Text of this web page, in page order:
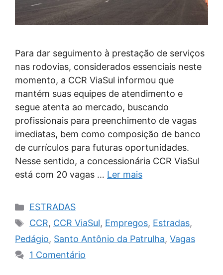
Para dar seguimento à prestação de serviços
nas rodovias, considerados essenciais neste
momento, a CCR ViaSul informou que
mantém suas equipes de atendimento e
segue atenta ao mercado, buscando
profissionais para preenchimento de vagas
imediatas, bem como composição de banco
de currículos para futuras oportunidades.
Nesse sentido, a concessionária CCR ViaSul
está com 20 vagas … Ler mais
Categorias
ESTRADAS
Tags
CCR, CCR ViaSul, Empregos, Estradas,
Pedágio, Santo Antônio da Patrulha, Vagas
1 Comentário